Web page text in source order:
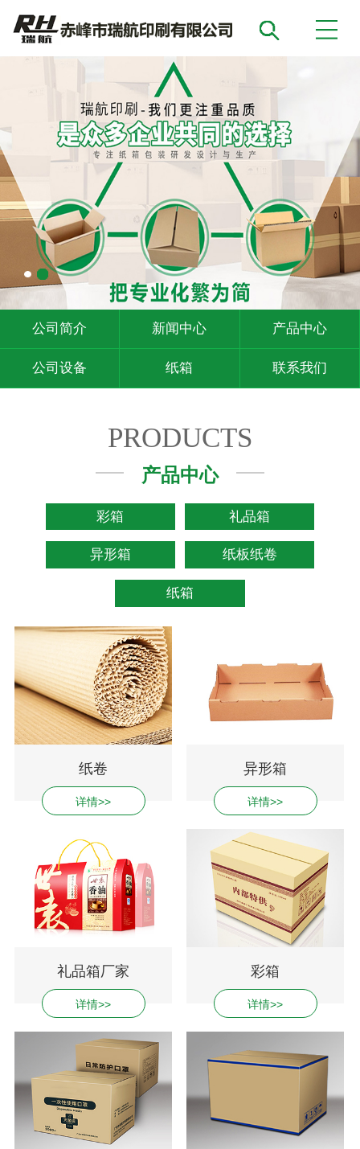
公司简介 新闻中心 产品中心
公司设备 纸箱 联系我们
PRODUCTS
产品中心
彩箱 礼品箱
异形箱 纸板纸卷
纸箱
纸卷
详情>>
异形箱
详情>>
礼品箱厂家
详情>>
彩箱
详情>>